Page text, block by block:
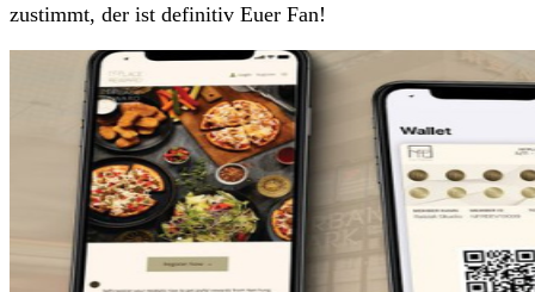
zustimmt, der ist definitiv Euer Fan!